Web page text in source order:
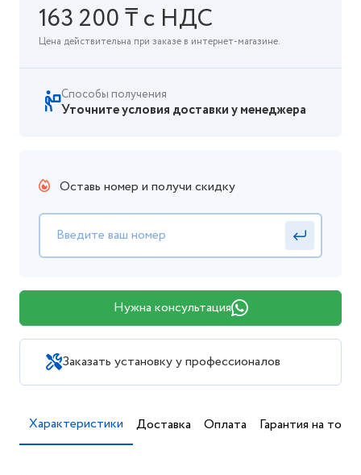
163 200 ₸ с НДС
Цена действительна при заказе в интернет-магазине.
Способы получения
Уточните условия доставки у менеджера
Оставь номер и получи скидку
Нужна консультация
Заказать установку у профессионалов
Характеристики Доставка Оплата Гарантия на товар